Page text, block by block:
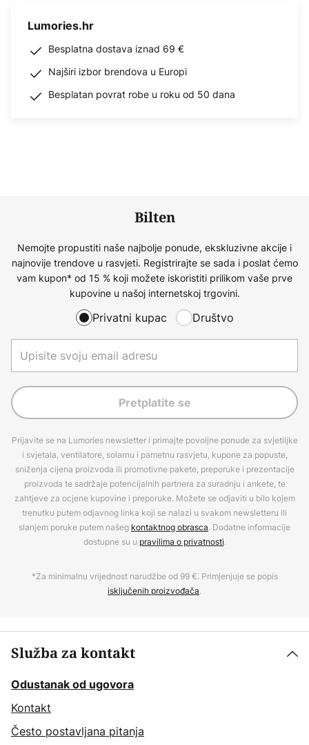
Lumories.hr
Besplatna dostava iznad 69 €
Najširi izbor brendova u Europi
Besplatan povrat robe u roku od 50 dana
Bilten
Nemojte propustiti naše najbolje ponude, ekskluzivne akcije i
najnovije trendove u rasvjeti. Registrirajte se sada i poslat ćemo
vam kupon* od 15 % koji možete iskoristiti prilikom vaše prve
kupovine u našoj internetskoj trgovini.
Privatni kupac Društvo
Pretplatite se
Prijavite se na Lumories newsletter i primajte povoljne ponude za svjetiljke
i svjetala, ventilatore, solarnu i pametnu rasvjetu, kupone za popuste,
sniženja cijena proizvoda ili promotivne pakete, preporuke i prezentacije
proizvoda te sadržaje potencijalnih partnera za suradnju i ankete, te
zahtjeve za ocjene kupovine i preporuke. Možete se odjaviti u bilo kojem
trenutku putem odjavnog linka koji se nalazi u svakom newsletteru ili
slanjem poruke putem našeg kontaktnog obrasca. Dodatne informacije
dostupne su u pravilima o privatnosti.
*Za minimalnu vrijednost narudžbe od 99 €. Primjenjuje se popis
isključenih proizvođača.
Služba za kontakt
Odustanak od ugovora
Kontakt
Često postavljana pitanja